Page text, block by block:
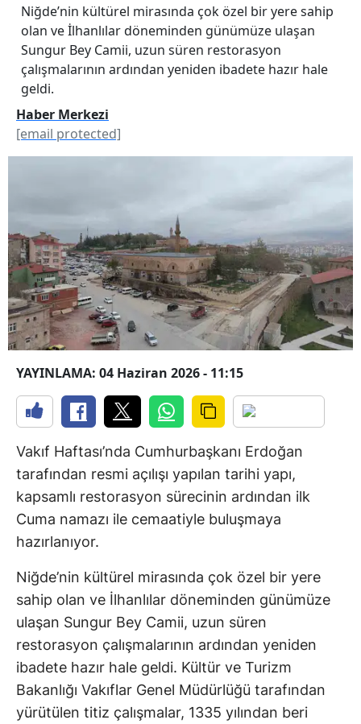
Niğde’nin kültürel mirasında çok özel bir yere sahip
olan ve İlhanlılar döneminden günümüze ulaşan
Sungur Bey Camii, uzun süren restorasyon
çalışmalarının ardından yeniden ibadete hazır hale
geldi.
Haber Merkezi
[email protected]
YAYINLAMA: 04 Haziran 2026 - 11:15
Vakıf Haftası’nda Cumhurbaşkanı Erdoğan
tarafından resmi açılışı yapılan tarihi yapı,
kapsamlı restorasyon sürecinin ardından ilk
Cuma namazı ile cemaatiyle buluşmaya
hazırlanıyor.
Niğde’nin kültürel mirasında çok özel bir yere
sahip olan ve İlhanlılar döneminden günümüze
ulaşan Sungur Bey Camii, uzun süren
restorasyon çalışmalarının ardından yeniden
ibadete hazır hale geldi. Kültür ve Turizm
Bakanlığı Vakıflar Genel Müdürlüğü tarafından
yürütülen titiz çalışmalar, 1335 yılından beri